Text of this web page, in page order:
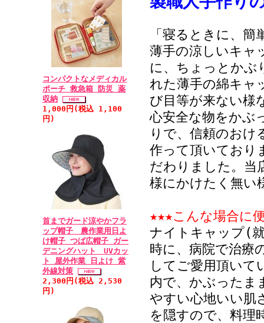
コンパクトなメディカル
ポーチ 救急箱 防災 薬
収納
1,000円(税込 1,100
円)
首までガード涼やかフラ
ップ帽子 農作業用日よ
け帽子 つば広帽子 ガー
デニングハット UVカッ
ト 屋外作業 日よけ 紫
外線対策
2,300円(税込 2,530
円)
• 2011/01/22 投
★★★★★
良いモノを作って
埼玉に住む実家の
た。ちゃんと、イ
なって、確認の電
見たら、カタログ
商品を送る時に、
インターネット
う事で、無くて困
メージしたものと
購入させてもらい
でも早く届けてほ
んて、ありがとう
にありがとうござ
「寝るときに、
薄手の涼しいキャ
に、ちょっとかぶ
れた薄手の綿キャ
び目等が来ない様
心安全な物をかぶ
りで、信頼のおけ
作って頂いており
だわりました。当
様にかけたく無い
★★★こんな場合に
ナイトキャップ(
時に、病院で治療
してご愛用頂いて
内で、かぶったま
やすい心地いい肌
を隠すので、料理